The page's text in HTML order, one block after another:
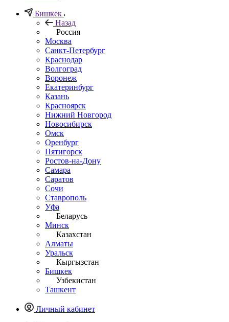
Бишкек
Назад
Россия
Москва
Санкт-Петербург
Краснодар
Волгоград
Воронеж
Екатеринбург
Казань
Красноярск
Нижний Новгород
Новосибирск
Омск
Оренбург
Пятигорск
Ростов-на-Дону
Самара
Саратов
Сочи
Ставрополь
Уфа
Беларусь
Минск
Казахстан
Алматы
Уральск
Кыргызстан
Бишкек
Узбекистан
Ташкент
Личный кабинет